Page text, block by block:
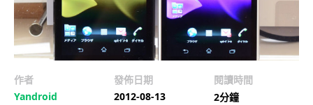
作者
Yandroid
發佈日期
2012-08-13
閱讀時間
2分鐘